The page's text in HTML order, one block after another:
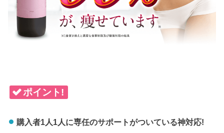
ポイント!
購入者1人1人に専任のサポートがついている神対応!